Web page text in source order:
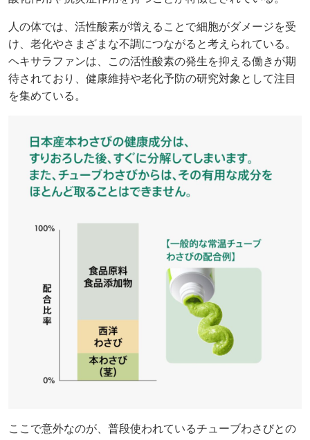
人の体では、活性酸素が増えることで細胞がダメージを受
け、老化やさまざまな不調につながると考えられている。
ヘキサラファンは、この活性酸素の発生を抑える働きが期
待されており、健康維持や老化予防の研究対象として注目
を集めている。
ここで意外なのが、普段使われているチューブわさびとの